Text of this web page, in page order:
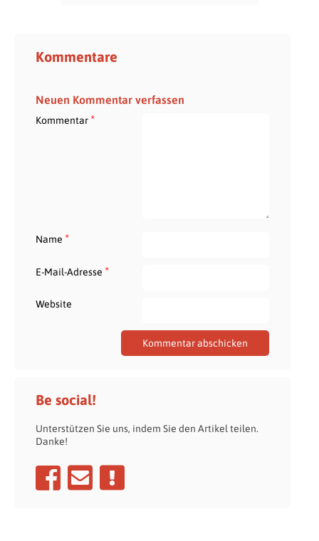
Kommentare
Neuen Kommentar verfassen
Kommentar*
Name *
E-Mail-Adresse *
Website
Be social!
Unterstützen Sie uns, indem Sie den Artikel teilen.
Danke!